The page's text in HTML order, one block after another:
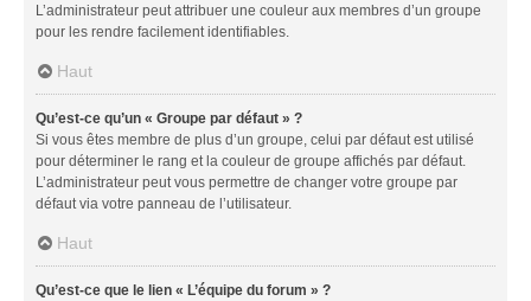
L’administrateur peut attribuer une couleur aux membres d’un groupe
pour les rendre facilement identifiables.
Haut
Qu’est-ce qu’un « Groupe par défaut » ?
Si vous êtes membre de plus d’un groupe, celui par défaut est utilisé
pour déterminer le rang et la couleur de groupe affichés par défaut.
L’administrateur peut vous permettre de changer votre groupe par
défaut via votre panneau de l’utilisateur.
Haut
Qu’est-ce que le lien « L’équipe du forum » ?